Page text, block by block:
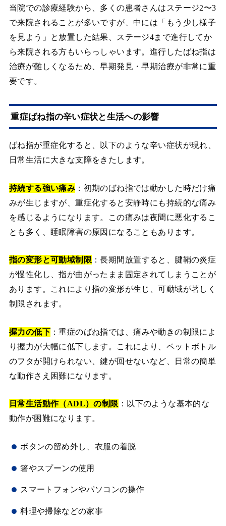
当院での診療経験から、多くの患者さんはステージ2〜3
で来院されることが多いですが、中には「もう少し様子
を見よう」と放置した結果、ステージ4まで進行してか
ら来院される方もいらっしゃいます。進行したばね指は
治療が難しくなるため、早期発見・早期治療が非常に重
要です。
重症ばね指の辛い症状と生活への影響
ばね指が重症化すると、以下のような辛い症状が現れ、
日常生活に大きな支障をきたします。
持続する強い痛み ：初期のばね指では動かした時だけ痛
みが生じますが、重症化すると安静時にも持続的な痛み
を感じるようになります。この痛みは夜間に悪化するこ
とも多く、睡眠障害の原因になることもあります。
指の変形と可動域制限 ：長期間放置すると、腱鞘の炎症
が慢性化し、指が曲がったまま固定されてしまうことが
あります。これにより指の変形が生じ、可動域が著しく
制限されます。
握力の低下：重症のばね指では、痛みや動きの制限によ
り握力が大幅に低下します。これにより、ペットボトル
のフタが開けられない、鍵が回せないなど、日常の簡単
な動作さえ困難になります。
日常生活動作（ADL）の制限 ：以下のような基本的な
動作が困難になります。
ボタンの留め外し、衣服の着脱
箸やスプーンの使用
スマートフォンやパソコンの操作
料理や掃除などの家事